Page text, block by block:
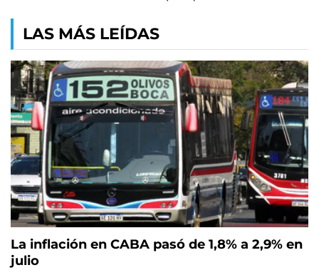
LAS MÁS LEÍDAS
La inflación en CABA pasó de 1,8% a 2,9% en
julio